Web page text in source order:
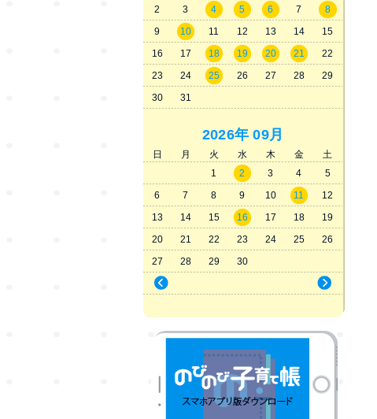
2
3 4 5 6 7
8
9
10 11 12 13 14
15
16
17 18 19 20 21
22
23
24 25 26 27 28
29
30
31
2026年 09月
日 月 火 水 木 金 土
1 2 3 4
5
6
7 8 9 10 11
12
13
14 15 16 17 18
19
20
21 22 23 24 25
26
27
28 29 30